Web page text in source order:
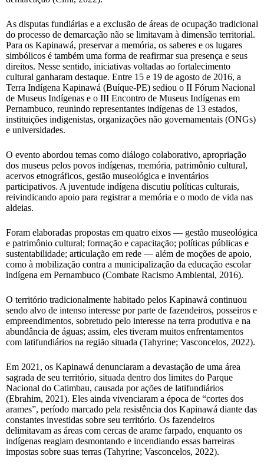
As disputas fundiárias e a exclusão de áreas de ocupação tradicional
do processo de demarcação não se limitavam à dimensão territorial.
Para os Kapinawá, preservar a memória, os saberes e os lugares
simbólicos é também uma forma de reafirmar sua presença e seus
direitos. Nesse sentido, iniciativas voltadas ao fortalecimento
cultural ganharam destaque. Entre 15 e 19 de agosto de 2016, a
Terra Indígena Kapinawá (Buíque-PE) sediou o II Fórum Nacional
de Museus Indígenas e o III Encontro de Museus Indígenas em
Pernambuco, reunindo representantes indígenas de 13 estados,
instituições indigenistas, organizações não governamentais (ONGs)
e universidades.
O evento abordou temas como diálogo colaborativo, apropriação
dos museus pelos povos indígenas, memória, patrimônio cultural,
acervos etnográficos, gestão museológica e inventários
participativos. A juventude indígena discutiu políticas culturais,
reivindicando apoio para registrar a memória e o modo de vida nas
aldeias.
Foram elaboradas propostas em quatro eixos — gestão museológica
e patrimônio cultural; formação e capacitação; políticas públicas e
sustentabilidade; articulação em rede — além de moções de apoio,
como à mobilização contra a municipalização da educação escolar
indígena em Pernambuco (Combate Racismo Ambiental, 2016).
O território tradicionalmente habitado pelos Kapinawá continuou
sendo alvo de intenso interesse por parte de fazendeiros, posseiros e
empreendimentos, sobretudo pelo interesse na terra produtiva e na
abundância de águas; assim, eles tiveram muitos enfrentamentos
com latifundiários na região situada (Tahyrine; Vasconcelos, 2022).
Em 2021, os Kapinawá denunciaram a devastação de uma área
sagrada de seu território, situada dentro dos limites do Parque
Nacional do Catimbau, causada por ações de latifundiários
(Ebrahim, 2021). Eles ainda vivenciaram a época de “cortes dos
arames”, período marcado pela resistência dos Kapinawá diante das
constantes investidas sobre seu território. Os fazendeiros
delimitavam as áreas com cercas de arame farpado, enquanto os
indígenas reagiam desmontando e incendiando essas barreiras
impostas sobre suas terras (Tahyrine; Vasconcelos, 2022).